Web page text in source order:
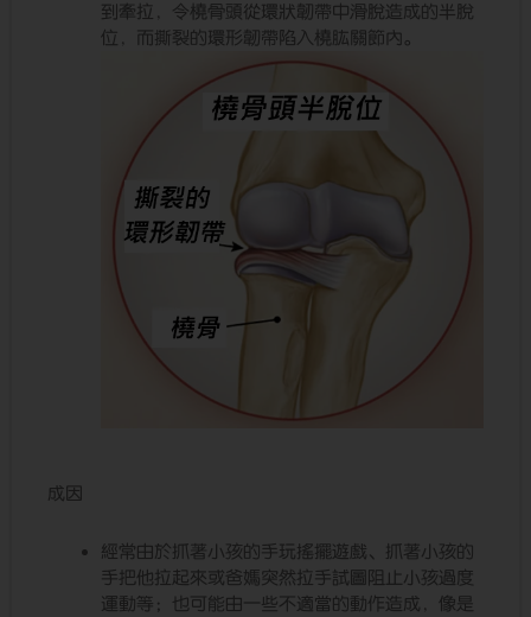
到牽拉，令橈骨頭從環狀韌帶中滑脫造成的半脫
位，而撕裂的環形韌帶陷入橈肱關節內。
成因
經常由於抓著小孩的手玩搖擺遊戲、抓著小孩的
手把他拉起來或爸媽突然拉手試圖阻止小孩過度
運動等；也可能由一些不適當的動作造成，像是